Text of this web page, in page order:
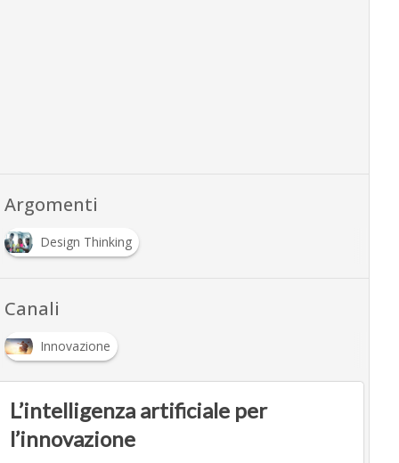
Argomenti
Design Thinking
Canali
Innovazione
L’intelligenza artificiale per
l’innovazione